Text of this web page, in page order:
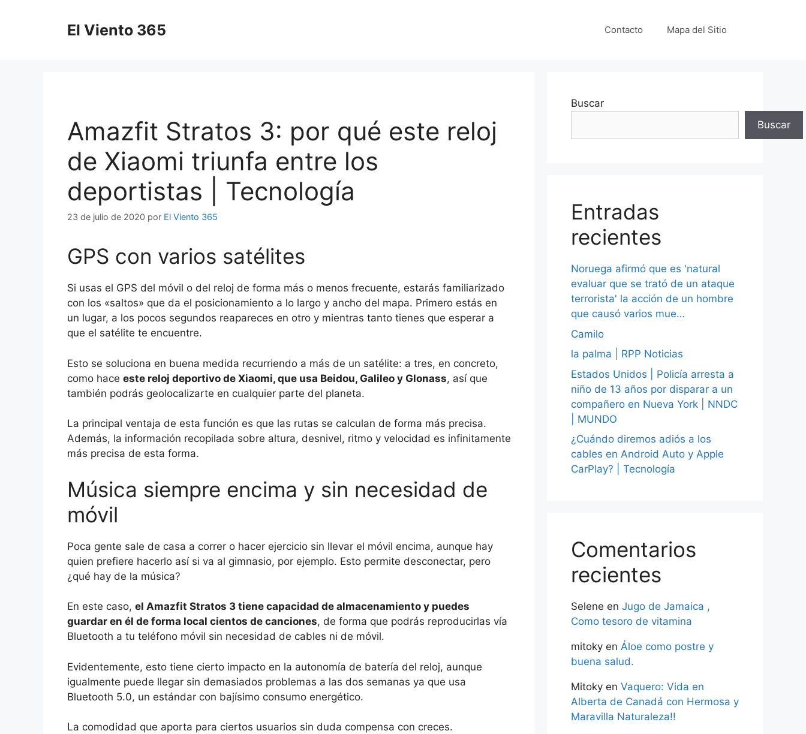
El Viento 365 Contacto Mapa del Sitio
Amazfit Stratos 3: por qué este reloj
de Xiaomi triunfa entre los
deportistas | Tecnología
23 de julio de 2020 por El Viento 365
GPS con varios satélites
Si usas el GPS del móvil o del reloj de forma más o menos frecuente, estarás familiarizado
con los «saltos» que da el posicionamiento a lo largo y ancho del mapa. Primero estás en
un lugar, a los pocos segundos reapareces en otro y mientras tanto tienes que esperar a
que el satélite te encuentre.
Esto se soluciona en buena medida recurriendo a más de un satélite: a tres, en concreto,
como hace este reloj deportivo de Xiaomi, que usa Beidou, Galileo y Glonass, así que
también podrás geolocalizarte en cualquier parte del planeta.
La principal ventaja de esta función es que las rutas se calculan de forma más precisa.
Además, la información recopilada sobre altura, desnivel, ritmo y velocidad es infinitamente
más precisa de esta forma.
Música siempre encima y sin necesidad de
móvil
Poca gente sale de casa a correr o hacer ejercicio sin llevar el móvil encima, aunque hay
quien prefiere hacerlo así si va al gimnasio, por ejemplo. Esto permite desconectar, pero
¿qué hay de la música?
En este caso, el Amazfit Stratos 3 tiene capacidad de almacenamiento y puedes
guardar en él de forma local cientos de canciones, de forma que podrás reproducirlas vía
Bluetooth a tu teléfono móvil sin necesidad de cables ni de móvil.
Evidentemente, esto tiene cierto impacto en la autonomía de batería del reloj, aunque
igualmente puede llegar sin demasiados problemas a las dos semanas ya que usa
Bluetooth 5.0, un estándar con bajísimo consumo energético.
La comodidad que aporta para ciertos usuarios sin duda compensa con creces.
Buscar
Buscar
Entradas
recientes
Noruega afirmó que es 'natural
evaluar que se trató de un ataque
terrorista' la acción de un hombre
que causó varios mue…
Camilo
la palma | RPP Noticias
Estados Unidos | Policía arresta a
niño de 13 años por disparar a un
compañero en Nueva York | NNDC
| MUNDO
¿Cuándo diremos adiós a los
cables en Android Auto y Apple
CarPlay? | Tecnología
Comentarios
recientes
Selene en Jugo de Jamaica ,
Como tesoro de vitamina
mitoky en Áloe como postre y
buena salud.
Mitoky en Vaquero: Vida en
Alberta de Canadá con Hermosa y
Maravilla Naturaleza!!